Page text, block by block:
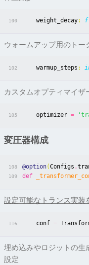
100 weight_decay:
ウォームアップ用のトー
102 warmup_steps :
カスタムオプティマイザ
105 optimizer =
変圧器構成
108 @option(Configs .
109 def
設定可能なトランス実装
116 conf =
埋め込みやロジットの生
設定